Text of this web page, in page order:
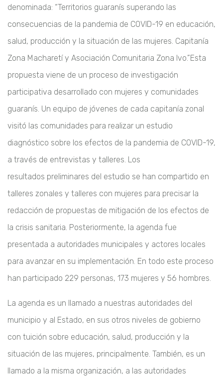
denominada: “Territorios guaranís superando las
consecuencias de la pandemia de COVID-19 en educación,
salud, producción y la situación de las mujeres. Capitanía
Zona Macharetí y Asociación Comunitaria Zona Ivo.”Esta
propuesta viene de un proceso de investigación
participativa desarrollado con mujeres y comunidades
guaranís. Un equipo de jóvenes de cada capitanía zonal
visitó las comunidades para realizar un estudio
diagnóstico sobre los efectos de la pandemia de COVID-19,
a través de entrevistas y talleres. Los
resultados preliminares del estudio se han compartido en
talleres zonales y talleres con mujeres para precisar la
redacción de propuestas de mitigación de los efectos de
la crisis sanitaria. Posteriormente, la agenda fue
presentada a autoridades municipales y actores locales
para avanzar en su implementación. En todo este proceso
han participado 229 personas, 173 mujeres y 56 hombres.
La agenda es un llamado a nuestras autoridades del
municipio y al Estado, en sus otros niveles de gobierno
con tuición sobre educación, salud, producción y la
situación de las mujeres, principalmente. También, es un
llamado a la misma organización, a las autoridades